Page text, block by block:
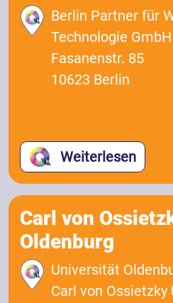
Berlin Partner für
Technologie GmbH
Fasanenstr. 85
10623 Berlin
Weiterlesen
Carl von
Oldenburg
Universität
Carl von